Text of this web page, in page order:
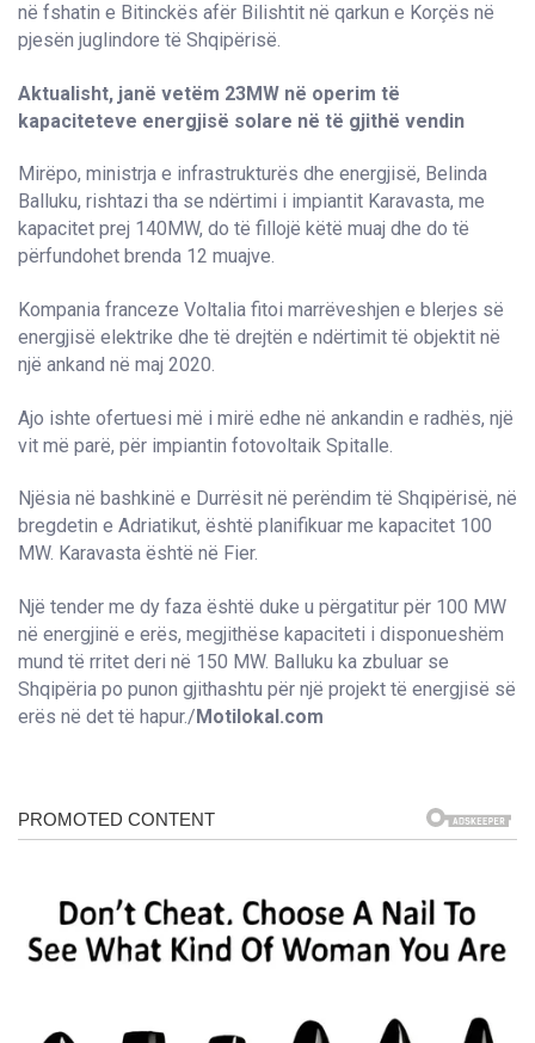
në fshatin e Bitinckës afër Bilishtit në qarkun e Korçës në
pjesën juglindore të Shqipërisë.
Aktualisht, janë vetëm 23MW në operim të
kapaciteteve energjisë solare në të gjithë vendin
Mirëpo, ministrja e infrastrukturës dhe energjisë, Belinda
Balluku, rishtazi tha se ndërtimi i impiantit Karavasta, me
kapacitet prej 140MW, do të fillojë këtë muaj dhe do të
përfundohet brenda 12 muajve.
Kompania franceze Voltalia fitoi marrëveshjen e blerjes së
energjisë elektrike dhe të drejtën e ndërtimit të objektit në
një ankand në maj 2020.
Ajo ishte ofertuesi më i mirë edhe në ankandin e radhës, një
vit më parë, për impiantin fotovoltaik Spitalle.
Njësia në bashkinë e Durrësit në perëndim të Shqipërisë, në
bregdetin e Adriatikut, është planifikuar me kapacitet 100
MW. Karavasta është në Fier.
Një tender me dy faza është duke u përgatitur për 100 MW
në energjinë e erës, megjithëse kapaciteti i disponueshëm
mund të rritet deri në 150 MW. Balluku ka zbuluar se
Shqipëria po punon gjithashtu për një projekt të energjisë së
erës në det të hapur./Motilokal.com